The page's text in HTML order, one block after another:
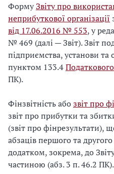
ФормуЗвіту про
неприбуткової організації
від 17.06.2016 № 553, у
№ 469 (далі — Звіт). Звіт
підприємства, установи та
пунктом 133.4
ПК).
Фінзвітність абозвіт про
звіт про прибутки та
(звіт про фінрезультати),
абзаців першого та
додатком, зокрема, до
частиною (абз. 3 п. 46.2 ПК).